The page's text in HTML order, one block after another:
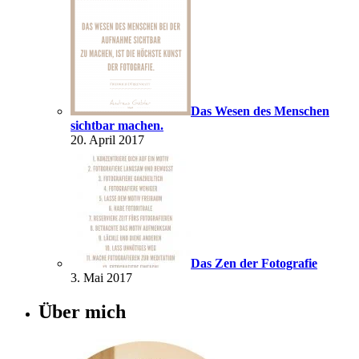
Das Wesen des Menschen
sichtbar machen.
20. April 2017
Das Zen der Fotografie
3. Mai 2017
Über mich